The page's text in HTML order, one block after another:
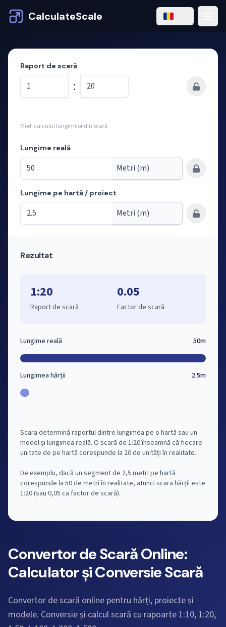
CalculateScale
Convertor de Scară Online:
Calculator și Conversie Scară
Convertor de scară online pentru hărți, proiecte și
modele. Conversie și calcul scară cu rapoarte 1:10, 1:20,
Raport de scară
:
Mod: calculul lungimilor din scară
Lungime reală
Lungime pe hartă / proiect
Rezultat
1:20
Raport de scară
0.05
Factor de scară
Lungime reală 50m
Lungimea hărții 2.5m
Scara determină raportul dintre lungimea pe o hartă sau un
model și lungimea reală. O scară de 1:20 înseamnă că fiecare
unitate de pe hartă corespunde la 20 de unități în realitate.
De exemplu, dacă un segment de 2,5 metri pe hartă
corespunde la 50 de metri în realitate, atunci scara hărții este
1:20 (sau 0,05 ca factor de scară).